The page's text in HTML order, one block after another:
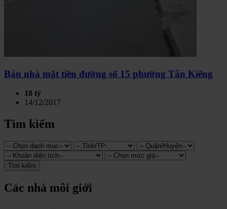
Bán nhà mặt tiền đường số 15 phường Tân Kiểng
18 tỷ
14/12/2017
Tìm kiếm
Tìm kiếm
Các nhà môi giới